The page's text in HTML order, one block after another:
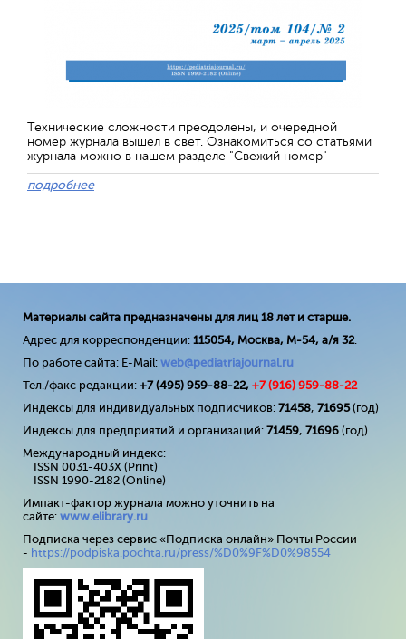
Технические сложности преодолены, и очередной
номер журнала вышел в свет. Ознакомиться со статьями
журнала можно в нашем разделе "Свежий номер"
подробнее
Материалы сайта предназначены для лиц 18 лет и старше.
Адрес для корреспонденции: 115054, Москва, М-54, а/я 32.
По работе сайта: E-Mail: web@pediatriajournal.ru
Тел./факс редакции: +7 (495) 959-88-22, +7 (916) 959-88-22
Индексы для индивидуальных подписчиков: 71458, 71695(год)
Индексы для предприятий и организаций: 71459, 71696 (год)
Международный индекс:
ISSN 0031-403X (Print)
ISSN 1990-2182 (Online)
Импакт-фактор журнала можно уточнить на
сайте: www.elibrary.ru
Подписка через сервис «Подписка онлайн» Почты России
- https://podpiska.pochta.ru/press/%D0%9F%D0%98554